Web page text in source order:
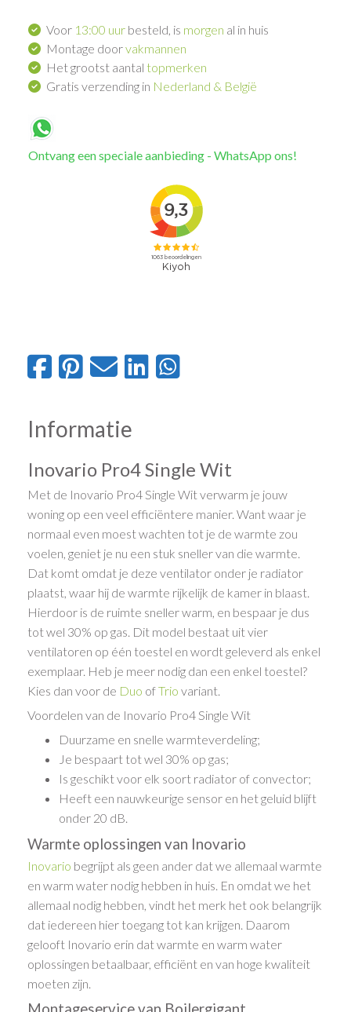
Voor 13:00 uur besteld, is morgen al in huis
Montage doorvakmannen
Het grootst aantal topmerken
Gratis verzending in Nederland & België
Ontvang een speciale aanbieding - WhatsApp ons!
Informatie
Inovario Pro4 Single Wit
Met de Inovario Pro4 Single Wit verwarm je jouw
woning op een veel efficiëntere manier. Want waar je
normaal even moest wachten tot je de warmte zou
voelen, geniet je nu een stuk sneller van die warmte.
Dat komt omdat je deze ventilator onder je radiator
plaatst, waar hij de warmte rijkelijk de kamer in blaast.
Hierdoor is de ruimte sneller warm, en bespaar je dus
tot wel 30% op gas. Dit model bestaat uit vier
ventilatoren op één toestel en wordt geleverd als enkel
exemplaar. Heb je meer nodig dan een enkel toestel?
Kies dan voor de Duo ofTrio variant.
Voordelen van de Inovario Pro4 Single Wit
Duurzame en snelle warmteverdeling;
Je bespaart tot wel 30% op gas;
Is geschikt voor elk soort radiator of convector;
Heeft een nauwkeurige sensor en het geluid blijft
onder 20 dB.
Warmte oplossingen van Inovario
Inovario begrijpt als geen ander dat we allemaal warmte
en warm water nodig hebben in huis. En omdat we het
allemaal nodig hebben, vindt het merk het ook belangrijk
dat iedereen hier toegang tot kan krijgen. Daarom
gelooft Inovario erin dat warmte en warm water
oplossingen betaalbaar, efficiënt en van hoge kwaliteit
moeten zijn.